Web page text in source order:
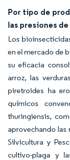
Por tipo de
las presiones
Los
en el mercado de
su eficacia
arroz, las
piretroides ha
químicos
thuringiensis,
aprovechando las
Silvicultura y
cultivo-plaga y